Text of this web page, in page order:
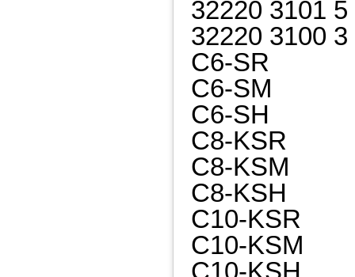
32220 3101
32220 3100
C6-SR
C6-SM
C6-SH
C8-KSR
C8-KSM
C8-KSH
C10-KSR
C10-KSM
C10-KSH